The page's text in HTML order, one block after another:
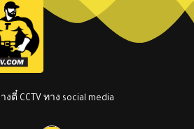
ตี๋ CCTV ทาง social media